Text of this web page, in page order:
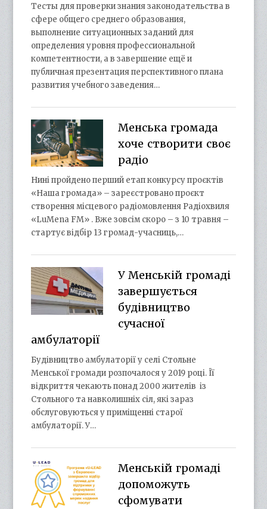
Тесты для проверки знания законодательства в
сфере общего среднего образования,
выполнение ситуационных заданий для
определения уровня профессиональной
компетентности, а в завершение ещё и
публичная презентация перспективного плана
развития учебного заведения…
Менська громада
хоче створити своє
радіо
Нині пройдено перший етап конкурсу проєктів
«Наша громада» – зареєстровано проєкт
створення місцевого радіомовлення Радіохвиля
«LuMena FM» . Вже зовсім скоро – з 10 травня –
стартує відбір 13 громад-учасниць,…
У Менській громаді
завершується
будівництво
сучасної
амбулаторії
Будівництво амбулаторії у селі Стольне
Менської громади розпочалося у 2019 році. Її
відкриття чекають понад 2000 жителів із
Стольного та навколишніх сіл, які зараз
обслуговуються у приміщенні старої
амбулаторії. У…
Менській громаді
допоможуть
сфомувати